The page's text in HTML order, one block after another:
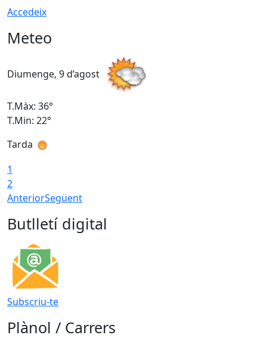
Accedeix
Meteo
Diumenge, 9 d’agost
T.Màx: 36°
T.Min: 22°
Tarda
1
2
AnteriorSegüent
Butlletí digital
Subscriu-te
Plànol / Carrers